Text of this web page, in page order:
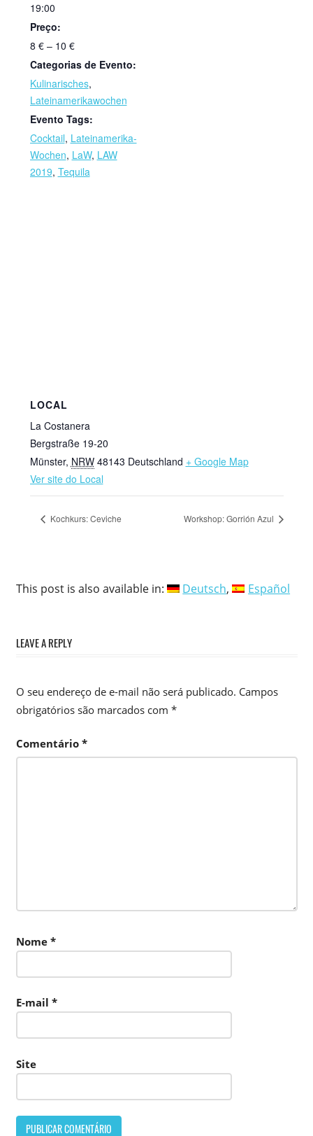
19:00
Preço:
8 € – 10 €
Categorias de Evento:
Kulinarisches,
Lateinamerikawochen
Evento Tags:
Cocktail, Lateinamerika-
Wochen, LaW, LAW
2019, Tequila
LOCAL
La Costanera
Bergstraße 19-20
Münster, NRW 48143 Deutschland + Google Map
Ver site do Local
Kochkurs: Ceviche Workshop: Gorrión Azul
This post is also available in: Deutsch Español
LEAVE A REPLY
O seu endereço de e-mail não será publicado. Campos
obrigatórios são marcados com *
Comentário *
Nome *
E-mail *
Site